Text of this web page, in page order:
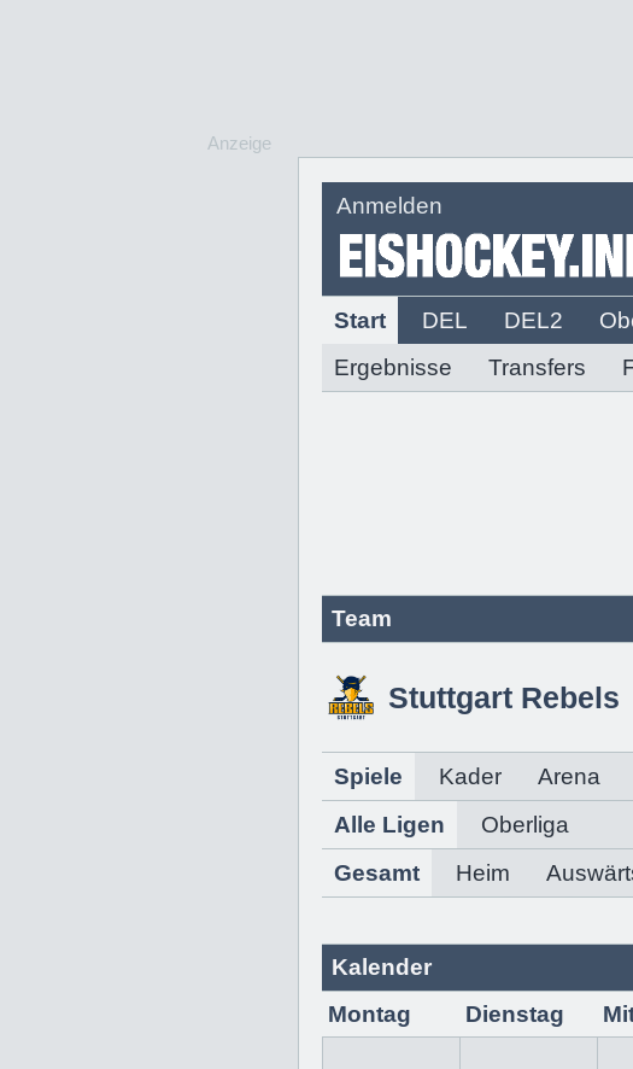
Anmelden
Start DEL DEL2
Ergebnisse
Transfers
Anzeige
Team
Stuttgart Rebels
Spiele Kader Arena
Alle Ligen
Oberliga
Gesamt
Heim
Kalender
Montag
Dienstag